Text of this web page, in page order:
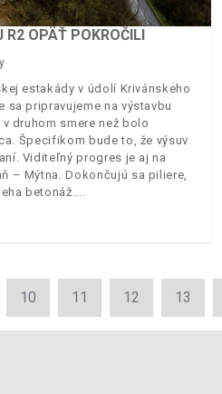
R2 OPÄŤ POKROČILI
estakády v údolí Krivánskeho
pripravujeme na výstavbu
druhom smere než bolo
Špecifikom bude to, že výsuv
Viditeľný progres je aj na
– Mýtna. Dokončujú sa piliere,
betonáž.
10 11 12 13